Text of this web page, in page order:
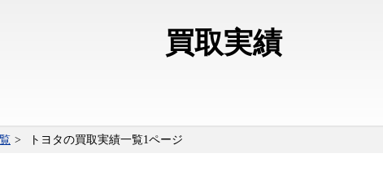
買取実績
トヨタの買取実績一覧1ページ